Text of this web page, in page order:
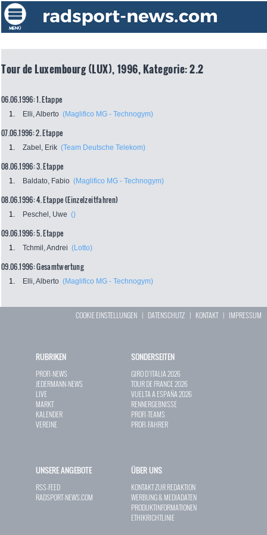
Tour de Luxembourg (LUX), 1996, Kategorie: 2.2
06.06.1996: 1. Etappe
1. Elli, Alberto (Maglifico MG - Technogym)
07.06.1996: 2. Etappe
1. Zabel, Erik (Team Deutsche Telekom)
08.06.1996: 3. Etappe
1. Baldato, Fabio (Maglifico MG - Technogym)
08.06.1996: 4. Etappe (Einzelzeitfahren)
1. Peschel, Uwe ()
09.06.1996: 5. Etappe
1. Tchmil, Andrei (Lotto)
09.06.1996: Gesamtwertung
1. Elli, Alberto (Maglifico MG - Technogym)
COOKIE EINSTELLUNGEN | DATENSCHUTZ | KONTAKT| IMPRESSUM
RUBRIKEN
PROFI-NEWS
JEDERMANN-NEWS
LIVE
MARKT
KALENDER
VEREINE
SONDERSEITEN
GIRO D`ITALIA 2026
TOUR DE FRANCE 2026
VUELTA A ESPAÑA 2026
RENNERGEBNISSE
PROFI-TEAMS
PROFI-FAHRER
UNSERE ANGEBOTE
RSS-FEED
RADSPORT-NEWS.COM
ÜBER UNS
KONTAKT ZUR REDAKTION
WERBUNG & MEDIADATEN
PRODUKTINFORMATIONEN
ETHIKRICHTLINIE